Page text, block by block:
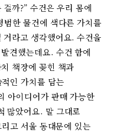
까?” 수건은 우리 몸에
범한 물건에 색다른 가치를
라고 생각했어요. 수건을
견했는데요. 수건 함에
책장에 꽂힌 책과
인 가치를 담는
아이디어가 판매 가능한
많았어요. 말 그대로
고 서울 동대문에 있는